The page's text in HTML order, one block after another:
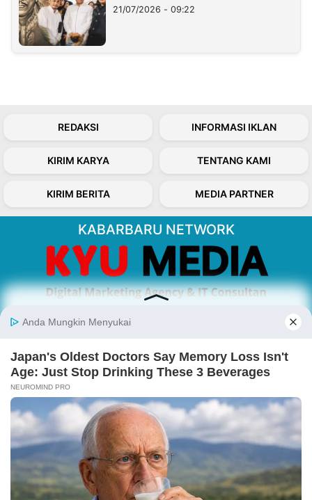
21/07/2026 - 09:22
REDAKSI INFORMASI IKLAN
KIRIM KARYA TENTANG KAMI
KIRIM BERITA MEDIA PARTNER
KABARBARU NETWORK
serta terverifikasi dari sumber yang tepat.
Follow Kabarbaru